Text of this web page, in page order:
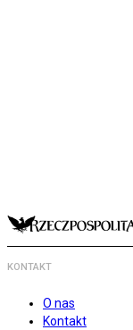
KONTAKT
O nas
Kontakt